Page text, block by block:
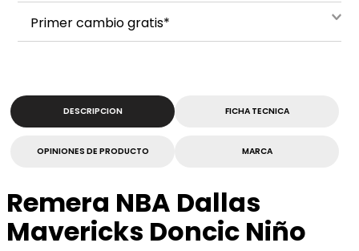
Primer cambio gratis*
DESCRIPCION FICHA TECNICA
OPINIONES DE PRODUCTO MARCA
Remera NBA Dallas
Mavericks Doncic Niño